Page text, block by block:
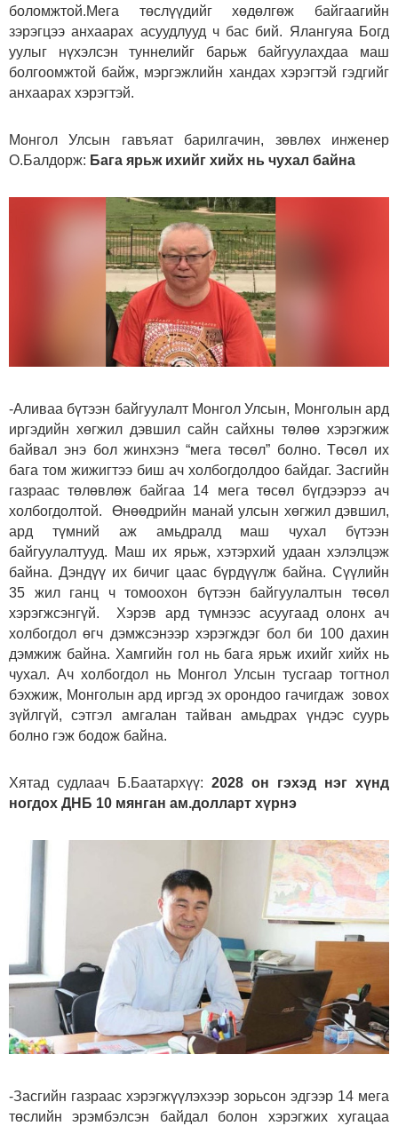
боломжтой.Мега төслүүдийг хөдөлгөж байгаагийн
зэрэгцээ анхаарах асуудлууд ч бас бий. Ялангуяа Богд
уулыг нүхэлсэн туннелийг барьж байгуулахдаа маш
болгоомжтой байж, мэргэжлийн хандах хэрэгтэй гэдгийг
анхаарах хэрэгтэй.
Монгол Улсын гавъяат барилгачин, зөвлөх инженер
О.Балдорж: Бага ярьж ихийг хийх нь чухал байна
-Аливаа бүтээн байгуулалт Монгол Улсын, Монголын ард
иргэдийн хөгжил дэвшил сайн сайхны төлөө хэрэгжиж
байвал энэ бол жинхэнэ “мега төсөл” болно. Төсөл их
бага том жижигтээ биш ач холбогдолдоо байдаг. Засгийн
газраас төлөвлөж байгаа 14 мега төсөл бүгдээрээ ач
холбогдолтой. Өнөөдрийн манай улсын хөгжил дэвшил,
ард түмний аж амьдралд маш чухал бүтээн
байгуулалтууд. Маш их ярьж, хэтэрхий удаан хэлэлцэж
байна. Дэндүү их бичиг цаас бүрдүүлж байна. Сүүлийн
35 жил ганц ч томоохон бүтээн байгуулалтын төсөл
хэрэгжсэнгүй. Хэрэв ард түмнээс асуугаад олонх ач
холбогдол өгч дэмжсэнээр хэрэгждэг бол би 100 дахин
дэмжиж байна. Хамгийн гол нь бага ярьж ихийг хийх нь
чухал. Ач холбогдол нь Монгол Улсын тусгаар тогтнол
бэхжиж, Монголын ард иргэд эх орондоо гачигдаж зовох
зүйлгүй, сэтгэл амгалан тайван амьдрах үндэс суурь
болно гэж бодож байна.
Хятад судлаач Б.Баатархүү: 2028 он гэхэд нэг хүнд
ногдох ДНБ 10 мянган ам.долларт хүрнэ
-Засгийн газраас хэрэгжүүлэхээр зорьсон эдгээр 14 мега
төслийн эрэмбэлсэн байдал болон хэрэгжих хугацаа